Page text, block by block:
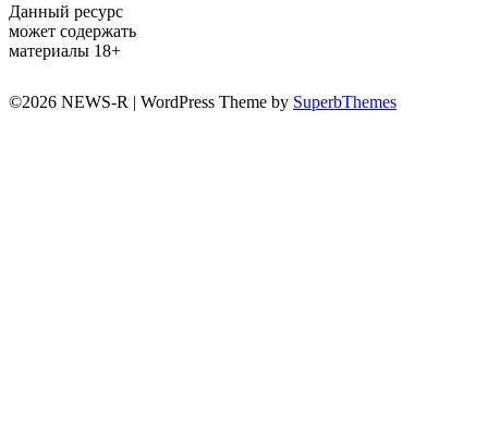
Данный ресурс
может содержать
материалы 18+
©2026 NEWS-R | WordPress Theme by SuperbThemes